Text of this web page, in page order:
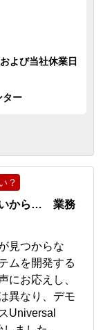
よび当社休業日
ター
？
いから… 業務
見つからな
ムを開発する
にお応えし、
異なり、デモ
Universal